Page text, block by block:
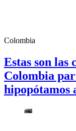
Colombia
Estas son las
Colombia
hipopótamos